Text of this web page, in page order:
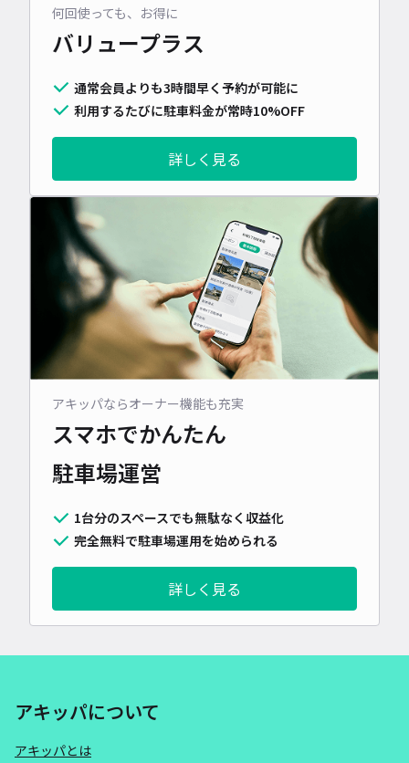
何回使っても、お得に
バリュープラス
通常会員よりも3時間早く予約が可能に
利用するたびに駐車料金が常時10%OFF
詳しく見る
アキッパならオーナー機能も充実
スマホでかんたん
駐車場運営
1台分のスペースでも無駄なく収益化
完全無料で駐車場運用を始められる
詳しく見る
アキッパについて
アキッパとは